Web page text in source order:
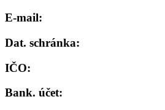
E-mail:
Dat. schránka:
IČO:
Bank. účet: